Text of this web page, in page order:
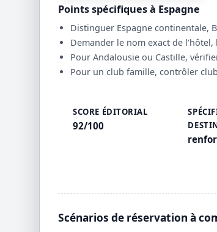
Points spécifiques à Espagne
Distinguer Espagne continentale,
Demander le nom exact de
Pour Andalousie ou Castille,
Pour un club famille, contrôler
SCORE ÉDITORIAL
92/100
Scénarios de réservation à